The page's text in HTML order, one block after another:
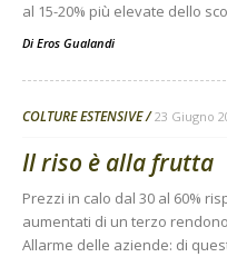
al 15-20% più elevate dello
Di Eros Gualandi
COLTURE ESTENSIVE 23 Giugno
Il riso è alla frutta
Prezzi in calo dal 30 al 60%
aumentati di un terzo
Allarme delle aziende: di